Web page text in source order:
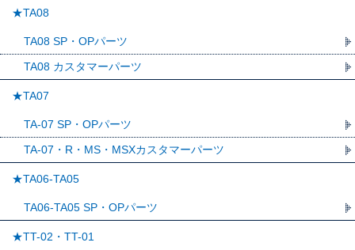
★TA08
TA08 SP・OPパーツ
TA08 カスタマーパーツ
★TA07
TA-07 SP・OPパーツ
TA-07・R・MS・MSXカスタマーパーツ
★TA06-TA05
TA06-TA05 SP・OPパーツ
★TT-02・TT-01